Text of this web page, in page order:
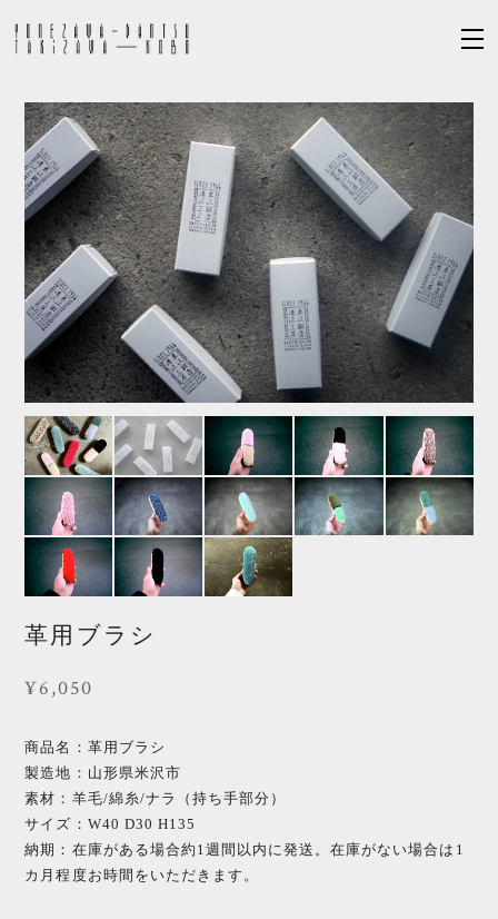
革用ブラシ
¥6,050
商品名：革用ブラシ
製造地：山形県米沢市
素材：羊毛/綿糸/ナラ（持ち手部分）
サイズ：W40 D30 H135
納期：在庫がある場合約1週間以内に発送。在庫がない場合は1
カ月程度お時間をいただきます。